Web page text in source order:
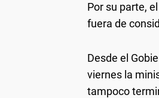
Por su parte,
fuera de
Desde el
viernes la
tampoco